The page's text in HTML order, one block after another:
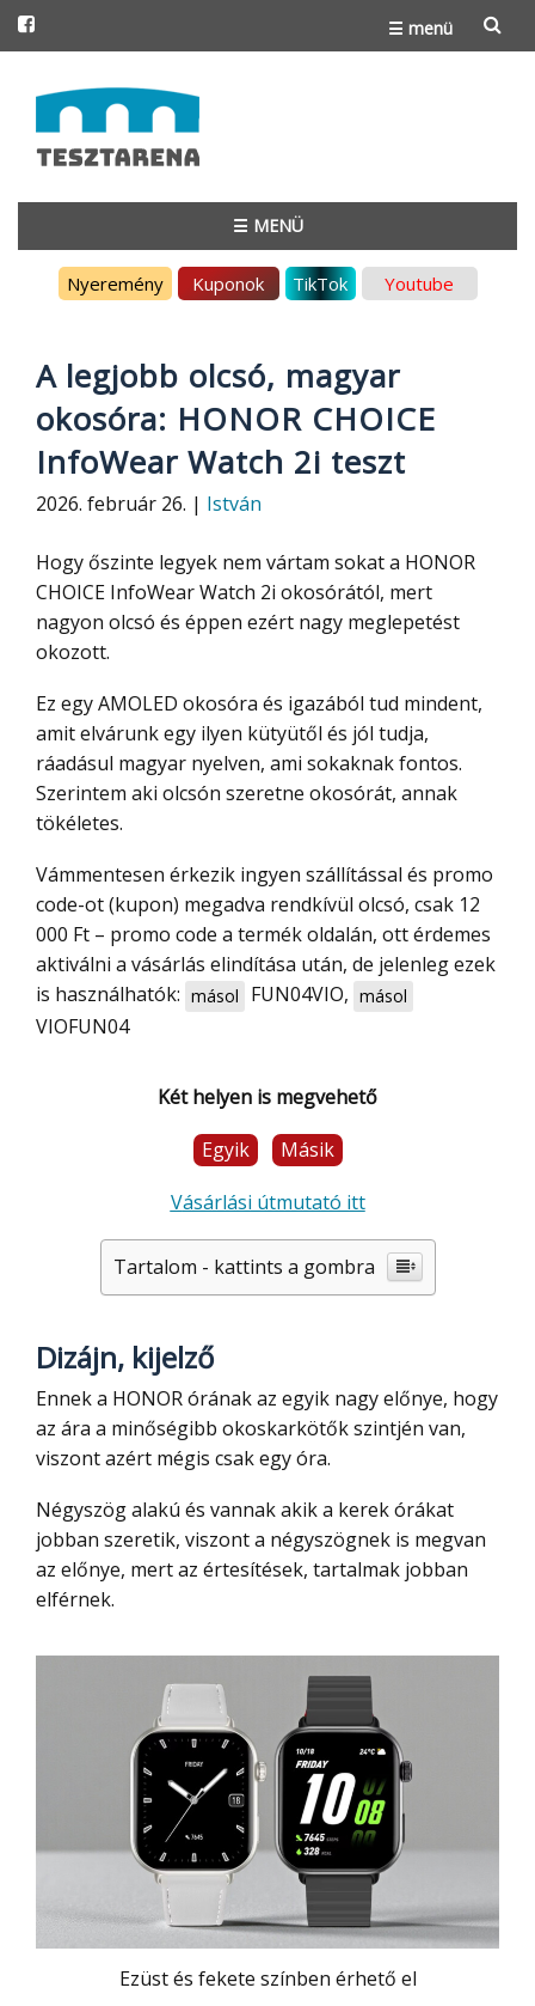
☰ menü
to
content
☰ MENÜ
Nyeremény Kuponok TikTok Youtube
A legjobb olcsó, magyar
okosóra: HONOR CHOICE
InfoWear Watch 2i teszt
2026. február 26. | István
Hogy őszinte legyek nem vártam sokat a HONOR
CHOICE InfoWear Watch 2i okosórától, mert
nagyon olcsó és éppen ezért nagy meglepetést
okozott.
Ez egy AMOLED okosóra és igazából tud mindent,
amit elvárunk egy ilyen kütyütől és jól tudja,
ráadásul magyar nyelven, ami sokaknak fontos.
Szerintem aki olcsón szeretne okosórát, annak
tökéletes.
Vámmentesen érkezik ingyen szállítással és promo
code-ot (kupon) megadva rendkívül olcsó, csak 12
000 Ft – promo code a termék oldalán, ott érdemes
aktiválni a vásárlás elindítása után, de jelenleg ezek
is használhatók: másol FUN04VIO, másol
VIOFUN04
Két helyen is megvehető
Egyik
Másik
Vásárlási útmutató itt
Tartalom - kattints a gombra
Dizájn, kijelző
Ennek a HONOR órának az egyik nagy előnye, hogy
az ára a minőségibb okoskarkötők szintjén van,
viszont azért mégis csak egy óra.
Négyszög alakú és vannak akik a kerek órákat
jobban szeretik, viszont a négyszögnek is megvan
az előnye, mert az értesítések, tartalmak jobban
elférnek.
Ezüst és fekete színben érhető el